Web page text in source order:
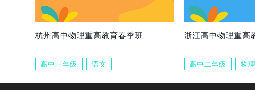
杭州高中物理重高教育春季班
高中一年级 语文
浙江高中物理重高
高中二年级 物理